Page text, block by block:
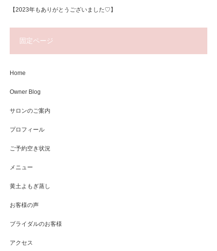
【2023年もありがとうございました♡】
固定ページ
Home
Owner Blog
サロンのご案内
プロフィール
ご予約空き状況
メニュー
黄土よもぎ蒸し
お客様の声
ブライダルのお客様
アクセス